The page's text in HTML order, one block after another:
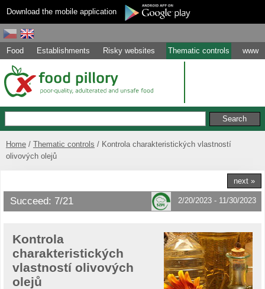
Download the mobile application
Food Establishments Risky websites Thematic controls www
Home Thematic controls
Kontrola charakteristických vlastností
olivových olejů
next »
Succeed: 7/21 2/20/2023 - 11/30/2023
Kontrola
charakteristických
vlastností olivových
olejů